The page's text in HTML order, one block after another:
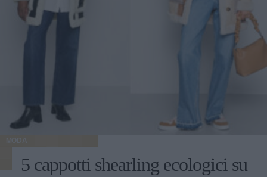
MODA
5 cappotti shearling ecologici su